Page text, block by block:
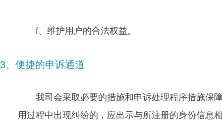
f、维护用户的合法权益。
3、便捷的申诉通道
我司会采取必要的措施和申诉处理程序措施保
用过程中出现纠纷的，应出示与所注册的身份信息